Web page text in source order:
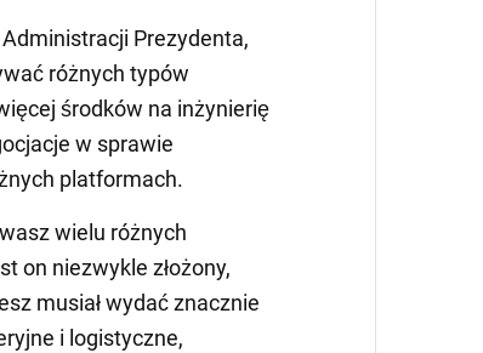
Prezydenta,
różnych typów
środków na inżynierię
w sprawie
platformach.
wielu różnych
on niezwykle złożony,
musiał wydać znacznie
i logistyczne,